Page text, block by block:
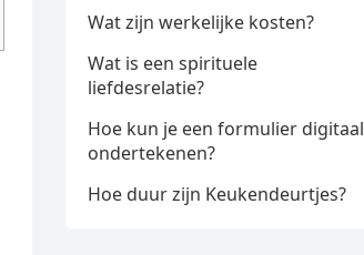
Wat zijn werkelijke kosten?
Wat is een spirituele
liefdesrelatie?
Hoe kun je een formulier digitaal
ondertekenen?
Hoe duur zijn Keukendeurtjes?